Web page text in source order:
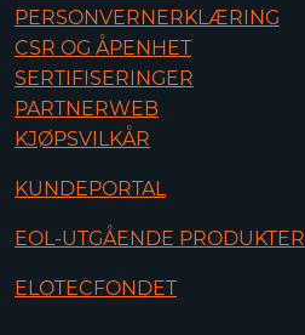
PERSONVERNERKLÆRING
CSR OG ÅPENHET
SERTIFISERINGER
PARTNERWEB
KJØPSVILKÅR
KUNDEPORTAL
EOL-UTGÅENDE PRODUKTER
ELOTECFONDET